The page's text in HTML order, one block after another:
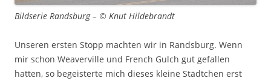
Bildserie Randsburg – © Knut Hildebrandt
Unseren ersten Stopp machten wir in Randsburg. Wenn
mir schon Weaverville und French Gulch gut gefallen
hatten, so begeisterte mich dieses kleine Städtchen erst